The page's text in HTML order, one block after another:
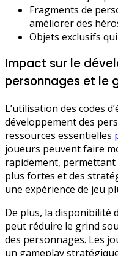
Fragments de
améliorer des
Objets exclusifs
Impact sur le
personnages et le
L’utilisation des codes
développement des
ressources essentielles
joueurs peuvent faire
rapidement, permettant
plus fortes et des
une expérience de jeu
De plus, la disponibilité
peut réduire le grind
des personnages. Les
un gameplay